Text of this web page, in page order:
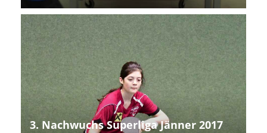
3. Nachwuchs Superliga Jänner 2017